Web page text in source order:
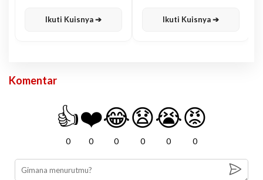
Ikuti Kuisnya ➔ Ikuti Kuisnya ➔
Komentar
👍
0
❤️
0
😂
0
😧
0
😭
0
😡
0